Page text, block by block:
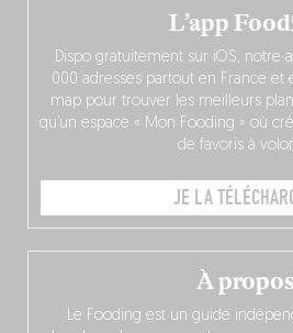
À propos
Le Fooding est un guide
L’app
Dispo gratuitement sur iOS, notre
000 adresses partout en France et
map pour trouver les meilleurs
qu’un espace « Mon Fooding » où
de favoris à
JE LA